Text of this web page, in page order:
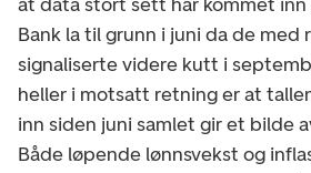
Bank la til grunn i juni da de med
signaliserte videre kutt i
heller i motsatt retning er at
inn siden juni samlet gir et bilde
Både løpende lønnsvekst og